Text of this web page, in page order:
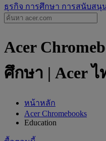
ธุรกิจ การศึกษา การสนับสนุ
Acer
ศึกษา | Acer ไ
หน้าหลัก
Acer Chromebooks
Education